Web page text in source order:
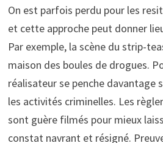
On est parfois perdu pour les
et cette approche peut donner
Par exemple, la scène du strip-
maison des boules de drogues.
réalisateur se penche davantage
les activités criminelles. Les
sont guère filmés pour mieux
constat navrant et résigné.